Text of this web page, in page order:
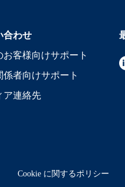
合わせ
お客様向けサポート
係者向けサポート
ア連絡先
Cookie に関するポリシー